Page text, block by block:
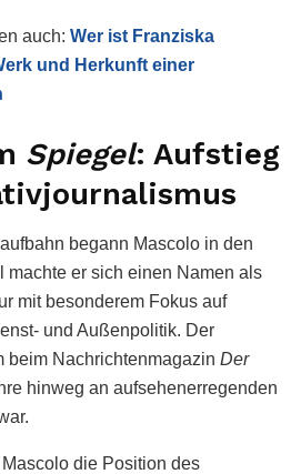
auch: Wer ist Franziska
und Herkunft einer
Spiegel: Aufstieg
begann Mascolo in den
machte er sich einen Namen als
mit besonderem Fokus auf
und Außenpolitik. Der
beim Nachrichtenmagazin Der
hinweg an aufsehenerregenden
die Position des